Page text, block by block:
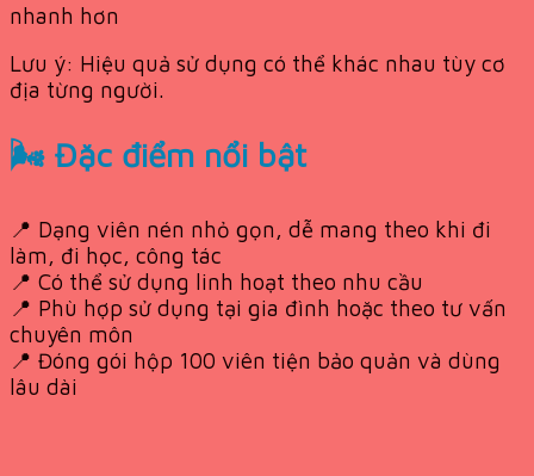
nhanh hơn
Lưu ý: Hiệu quả sử dụng có thể khác nhau tùy cơ
địa từng người.
🌬 Đặc điểm nổi bật
📍 Dạng viên nén nhỏ gọn, dễ mang theo khi đi
làm, đi học, công tác
📍 Có thể sử dụng linh hoạt theo nhu cầu
📍 Phù hợp sử dụng tại gia đình hoặc theo tư vấn
chuyên môn
📍 Đóng gói hộp 100 viên tiện bảo quản và dùng
lâu dài